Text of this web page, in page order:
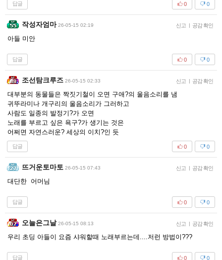
답글 0
0
작성자엄마 26-05-15 02:19 신고 | 공감 확인
아들 미안
답글 0
0
조선탐크루즈 26-05-15 02:33 신고 | 공감 확인
대부분의 동물들은 짝짓기철이 오면 구애?의 울음소리를 냄
귀뚜라미나 개구리의 울음소리가 그러하고
사람도 일종의 발정기?가 오면
노래를 부르고 싶은 욕구?가 생기는 것은
어쩌면 자연스러운? 세상의 이치?인 듯
답글 0
0
뜨거운토마토 26-05-15 07:43 신고 | 공감 확인
대단한 어머님
답글 0
0
오늘은그날 26-05-15 08:13 신고 | 공감 확인
우리 초딩 아들이 요즘 샤워할때 노래부르는데....저런 방법이???
답글 0
0